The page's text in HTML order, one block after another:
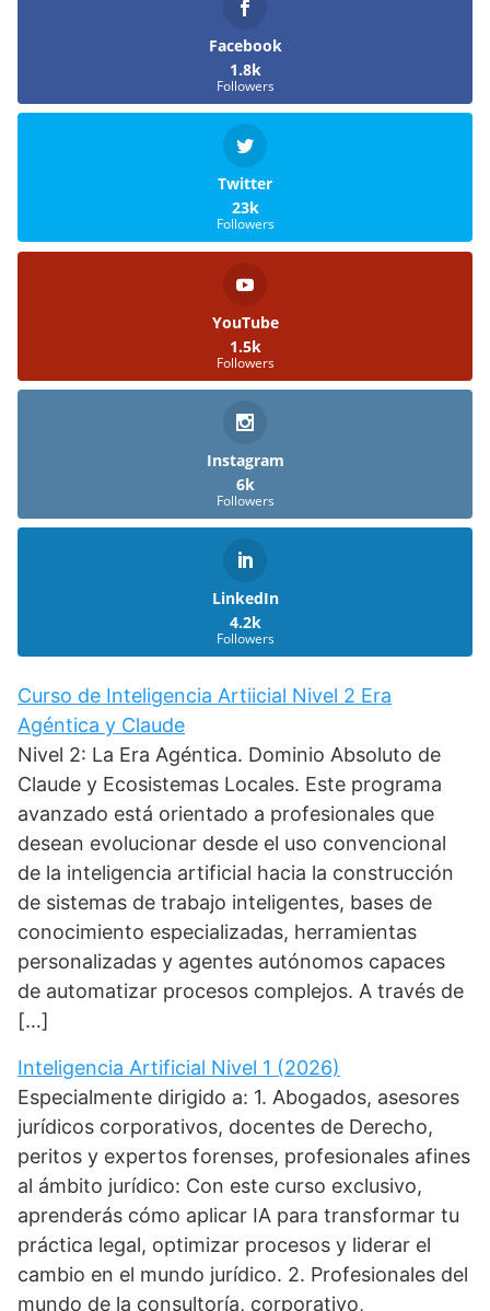
Facebook
1.8k
Followers
Twitter
23k
Followers
YouTube
1.5k
Followers
Instagram
6k
Followers
LinkedIn
4.2k
Followers
Curso de Inteligencia Artiicial Nivel 2 Era
Agéntica y Claude
Nivel 2: La Era Agéntica. Dominio Absoluto de
Claude y Ecosistemas Locales. Este programa
avanzado está orientado a profesionales que
desean evolucionar desde el uso convencional
de la inteligencia artificial hacia la construcción
de sistemas de trabajo inteligentes, bases de
conocimiento especializadas, herramientas
personalizadas y agentes autónomos capaces
de automatizar procesos complejos. A través de
[…]
Inteligencia Artificial Nivel 1 (2026)
Especialmente dirigido a: 1. Abogados, asesores
jurídicos corporativos, docentes de Derecho,
peritos y expertos forenses, profesionales afines
al ámbito jurídico: Con este curso exclusivo,
aprenderás cómo aplicar IA para transformar tu
práctica legal, optimizar procesos y liderar el
cambio en el mundo jurídico. 2. Profesionales del
mundo de la consultoría, corporativo,